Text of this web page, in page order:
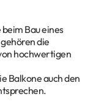
Bau eines
die
hochwertigen
Balkone auch den